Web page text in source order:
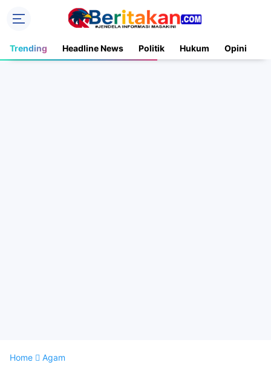
Trending Headline News Politik Hukum Opini
Home Agam